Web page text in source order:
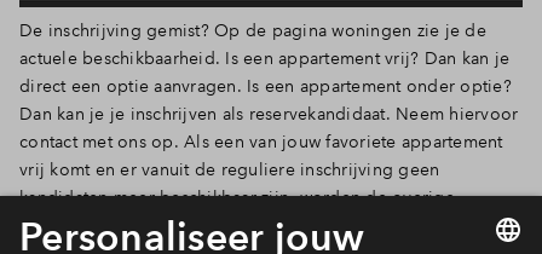
De inschrijving gemist? Op de pagina woningen zie je de
actuele beschikbaarheid. Is een appartement vrij? Dan kan je
direct een optie aanvragen. Is een appartement onder optie?
Dan kan je je inschrijven als reservekandidaat. Neem hiervoor
contact met ons op. Als een van jouw favoriete appartement
vrij komt en er vanuit de reguliere inschrijving geen
kandidaten meer beschikbaar zijn, worden de overige
reservekandidaten aangeschreven.